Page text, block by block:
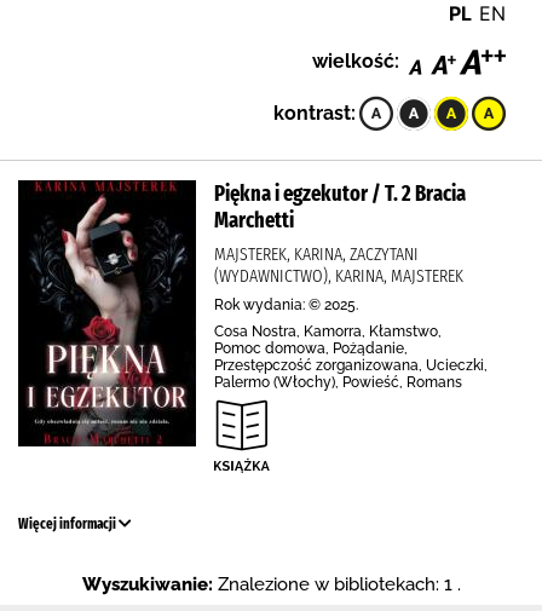
PL EN
wielkość:
kontrast:
Piękna i egzekutor / T. 2 Bracia
Marchetti
MAJSTEREK, KARINA, ZACZYTANI
(WYDAWNICTWO), KARINA, MAJSTEREK
Rok wydania: © 2025.
Cosa Nostra, Kamorra, Kłamstwo,
Pomoc domowa, Pożądanie,
Przestępczość zorganizowana, Ucieczki,
Palermo (Włochy), Powieść, Romans
Więcej informacji
Wyszukiwanie: Znalezione w bibliotekach: 1 .